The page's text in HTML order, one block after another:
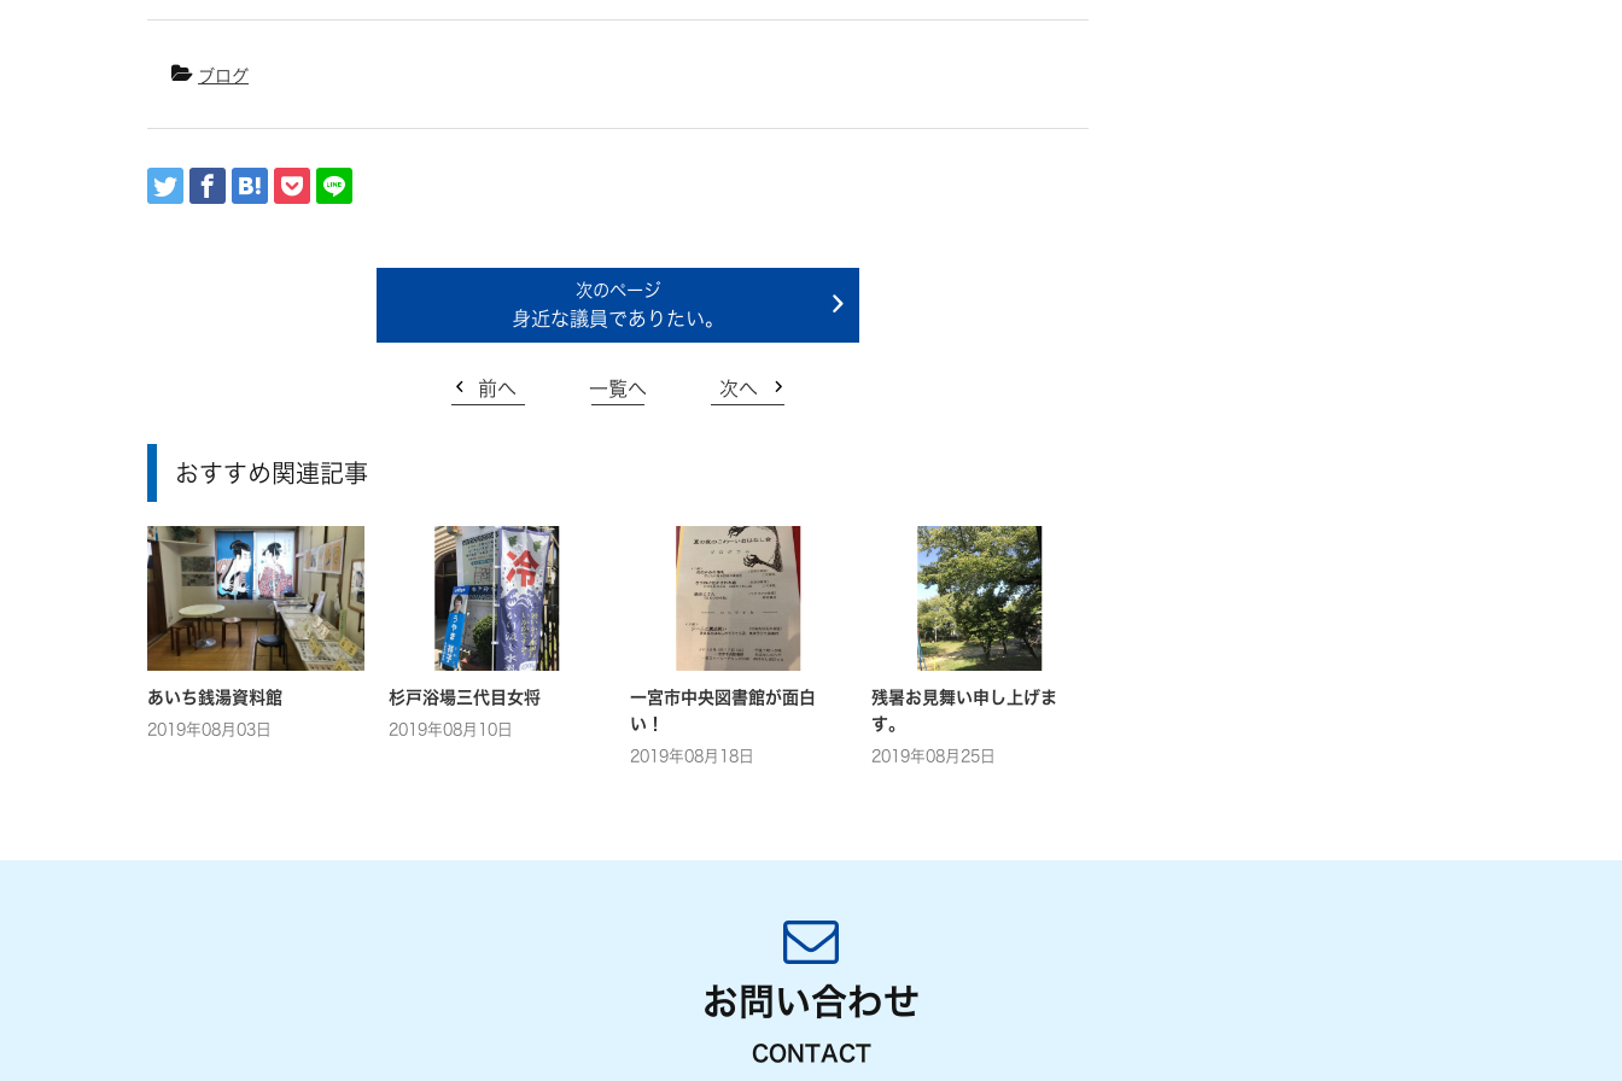
ブログ
身近な議員でありたい。
前へ 一覧へ 次へ
おすすめ関連記事
あいち銭湯資料館
2019年08月03日
杉戸浴場三代目女将
2019年08月10日
一宮市中央図書館が面白
い！
2019年08月18日
残暑お見舞い申し上げま
す。
2019年08月25日
お問い合わせ
CONTACT